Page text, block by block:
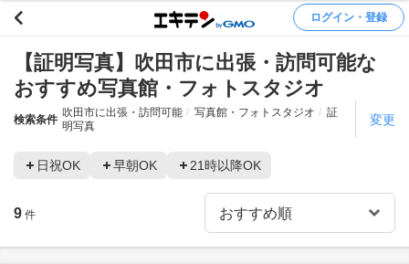
ログイン・登録
【証明写真】吹田市に出張・訪問可能な
おすすめ写真館・フォトスタジオ
検索条件
吹田市に出張・訪問可能 写真館・フォトスタジオ
証
明写真
変更
日祝OK 早朝OK 21時以降OK
9 件